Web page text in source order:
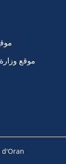
موقع
d'Oran